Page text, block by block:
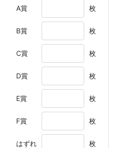
A賞 枚
B賞 枚
C賞 枚
D賞 枚
E賞 枚
F賞 枚
はずれ 枚